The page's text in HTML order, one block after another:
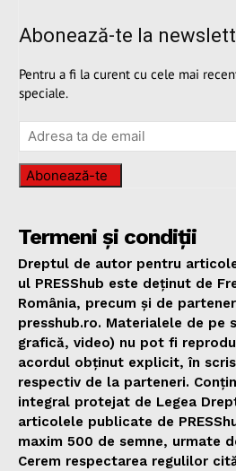
Abonează-te la
Pentru a fi la curent cu cele mai
speciale.
Abonează-te
Termeni și condiții
Dreptul de autor pentru
ul PRESShub este deținut de
România, precum și de
presshub.ro. Materialele de
grafică, video) nu pot fi
acordul obținut explicit, în
respectiv de la parteneri.
integral protejat de Legea
articolele publicate de
maxim 500 de semne, urmate
Cerem respectarea regulilor